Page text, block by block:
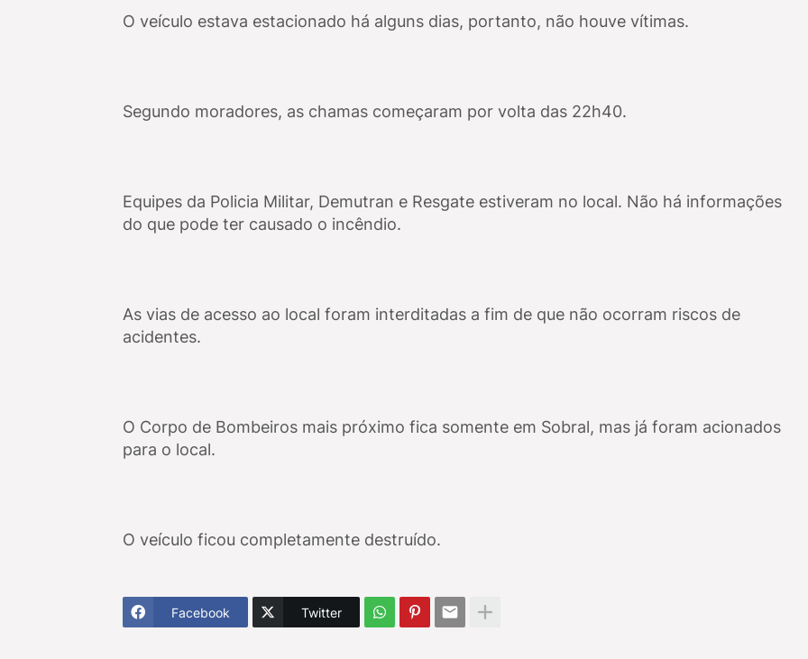
O veículo estava estacionado há alguns dias, portanto, não houve vítimas.
Segundo moradores, as chamas começaram por volta das 22h40.
Equipes da Policia Militar, Demutran e Resgate estiveram no local. Não há informações
do que pode ter causado o incêndio.
As vias de acesso ao local foram interditadas a fim de que não ocorram riscos de
acidentes.
O Corpo de Bombeiros mais próximo fica somente em Sobral, mas já foram acionados
para o local.
O veículo ficou completamente destruído.
Facebook Twitter